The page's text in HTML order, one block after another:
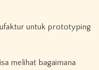
melihat bagaimana